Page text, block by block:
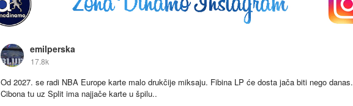
emilperska
17.8k
Od 2027. se radi NBA Europe karte malo drukčije miksaju. Fibina LP će dosta jača biti nego danas.
Cibona tu uz Split ima najjače karte u špilu..